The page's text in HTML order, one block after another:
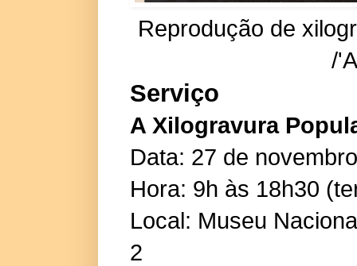
Reprodução de
/
Serviço
A Xilogravura
Data: 27 de
Hora: 9h às 18h30
Local: Museu
2